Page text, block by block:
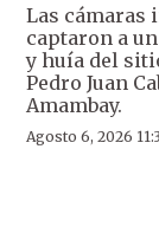
Las cámaras
captaron a
y huía del
Pedro Juan
Amambay.
Agosto 6, 2026